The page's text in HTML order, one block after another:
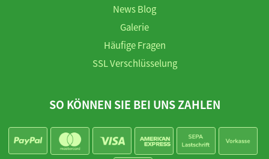
News Blog
Galerie
Häufige Fragen
SSL Verschlüsselung
SO KÖNNEN SIE BEI UNS ZAHLEN